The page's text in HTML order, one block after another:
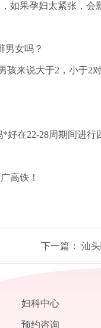
如果孕妇太紧张，会
男女吗？
来说大于2，小于2
在22-28周期间进
高铁！
下一篇： 汕
妇科中心
预约咨询